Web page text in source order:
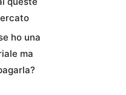
ho una
ma